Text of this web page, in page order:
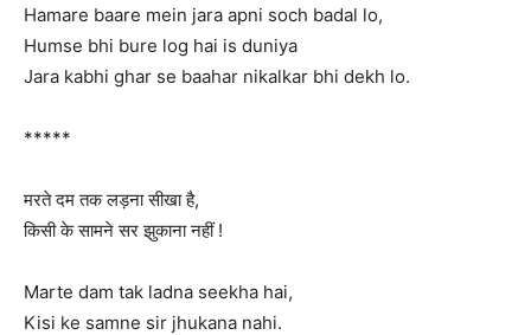
Hamare baare mein jara apni soch badal lo,
Humse bhi bure log hai is duniya
Jara kabhi ghar se baahar nikalkar bhi dekh lo.
*****
मरते दम तक लड़ना सीखा है,
किसी के सामने सर झुकाना नहीं !
Marte dam tak ladna seekha hai,
Kisi ke samne sir jhukana nahi.